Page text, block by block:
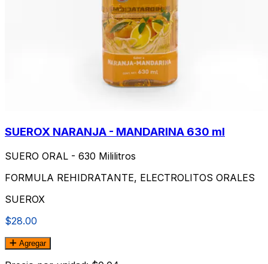
SUEROX NARANJA - MANDARINA 630 ml
SUERO ORAL - 630 Mililitros
FORMULA REHIDRATANTE, ELECTROLITOS ORALES
SUEROX
$28.00
Agregar